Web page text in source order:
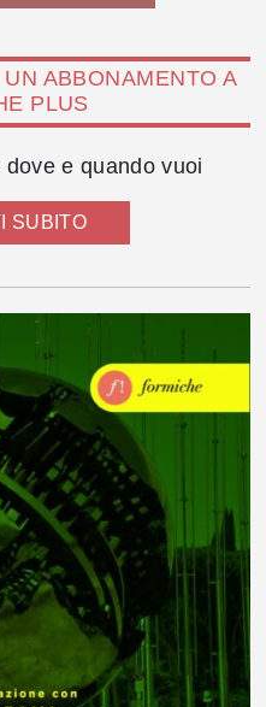
ABBONAMENTO A
PLUS
e quando vuoi
SUBITO